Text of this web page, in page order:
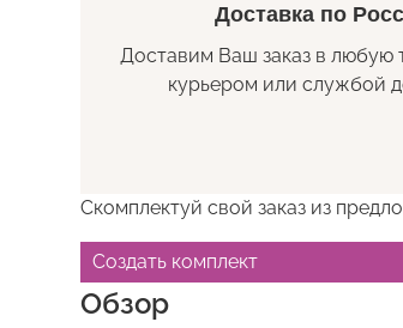
Доставка по
Доставим Ваш заказ в любую
курьером или службой
Скомплектуй свой заказ из
Создать комплект
Обзор